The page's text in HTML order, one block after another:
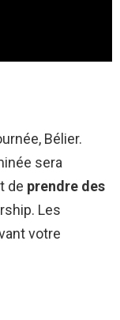
Bélier.
sera
de prendre des
Les
votre